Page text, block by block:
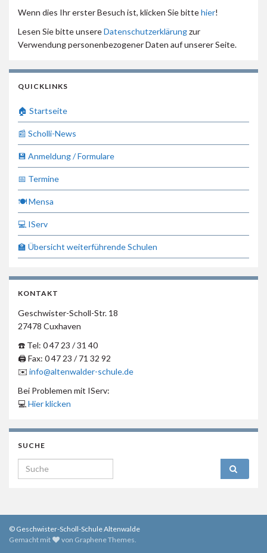
Wenn dies Ihr erster Besuch ist, klicken Sie bittehier!
Lesen Sie bitte unsereDatenschutzerklärungzur
Verwendung personenbezogener Daten auf unserer Seite.
QUICKLINKS
🏠 Startseite
📰 Scholli-News
💾 Anmeldung / Formulare
📅 Termine
🍽 Mensa
💻 IServ
🏫 Übersicht weiterführende Schulen
KONTAKT
Geschwister-Scholl-Str. 18
27478 Cuxhaven
☎️ Tel: 0 47 23 / 31 40
🖨 Fax: 0 47 23 / 71 32 92
✉️ info@altenwalder-schule.de
Bei Problemen mit IServ:
💻 Hier klicken
SUCHE
Search for:
© Geschwister-Scholl-Schule Altenwalde
Gemacht mit
von Graphene Themes